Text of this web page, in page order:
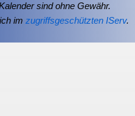
sind ohne Gewähr.
im zugriffsgeschützten IServ.